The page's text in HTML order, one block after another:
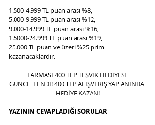
1.500-4.999 TL puan arası %8,
5.000-9.999 TL puan arası %12,
9.000-14.999 TL puan arası %16,
1.5000-24.999 TL puan arası %19,
25.000 TL puan ve üzeri %25 prim
kazanacaklardır.
FARMASİ 400 TLP TEŞVİK HEDİYESİ
GÜNCELLENDİ! 400 TLP ALIŞVERİŞ YAP ANINDA
HEDİYE KAZAN!
YAZININ CEVAPLADIĞI SORULAR